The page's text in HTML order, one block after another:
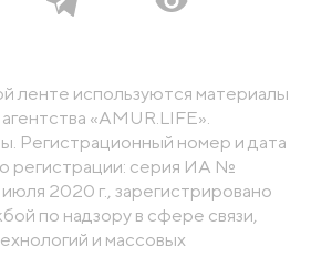
ленте используются материалы
«AMUR.LIFE».
Регистрационный номер и дата
регистрации: серия ИА №
2020 г., зарегистрировано
по надзору в сфере связи,
и массовых